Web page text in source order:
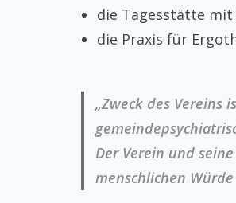
die Tagesstätte
die Praxis für
„Zweck des Vereins
Der Verein und
menschlichen